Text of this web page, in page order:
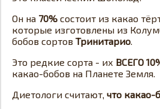
Он на 70% состоит из какао
которые изготовлены из
бобов сортов Тринитарио.
Это редкие сорта - их ВСЕГО
какао-бобов на Планете Земля.
Диетологи считают, что какао-